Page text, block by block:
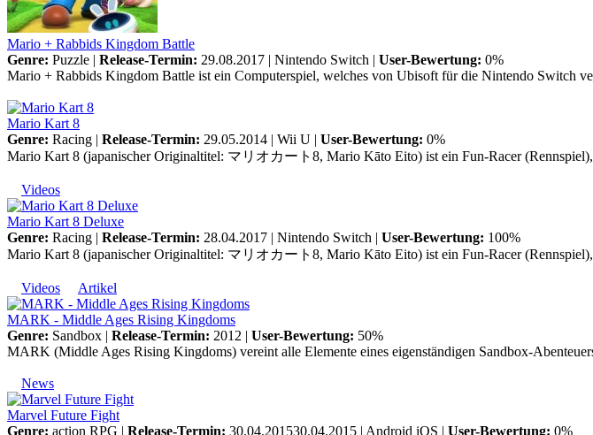
Mario + Rabbids Kingdom Battle
Genre: Puzzle | Release-Termin: 29.08.2017 | Nintendo Switch | User-Bewertung: 0%
Mario + Rabbids Kingdom Battle ist ein Computerspiel, welches von Ubisoft für die Nintendo Switch
Mario Kart 8
Genre: Racing | Release-Termin: 29.05.2014 | Wii U | User-Bewertung: 0%
Mario Kart 8 (japanischer Originaltitel: マリオカート8, Mario Kāto Eito) ist ein Fun-Racer
Videos
Mario Kart 8 Deluxe
Genre: Racing | Release-Termin: 28.04.2017 | Nintendo Switch | User-Bewertung: 100%
Mario Kart 8 (japanischer Originaltitel: マリオカート8, Mario Kāto Eito) ist ein Fun-Racer
Videos Artikel
MARK - Middle Ages Rising Kingdoms
Genre: Sandbox | Release-Termin: 2012 | User-Bewertung: 50%
MARK (Middle Ages Rising Kingdoms) vereint alle Elemente eines eigenständigen Sandbox-
News
Marvel Future Fight
Genre: action RPG | Release-Termin: 30.04.201530.04.2015 | Android iOS | User-Bewertung: 0%